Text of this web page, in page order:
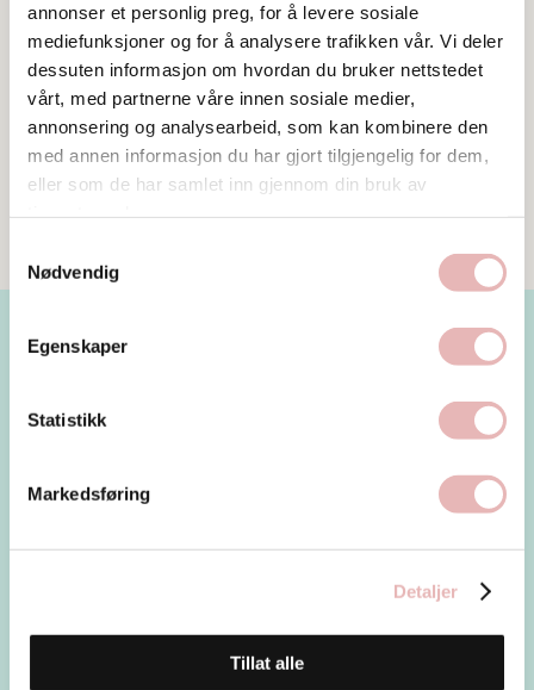
annonser et personlig preg, for å levere sosiale
mediefunksjoner og for å analysere trafikken vår. Vi deler
dessuten informasjon om hvordan du bruker nettstedet
vårt, med partnerne våre innen sosiale medier,
annonsering og analysearbeid, som kan kombinere den
med annen informasjon du har gjort tilgjengelig for dem,
eller som de har samlet inn gjennom din bruk av
Nødvendig
Egenskaper
Statistikk
Markedsføring
Detaljer
Tillat alle